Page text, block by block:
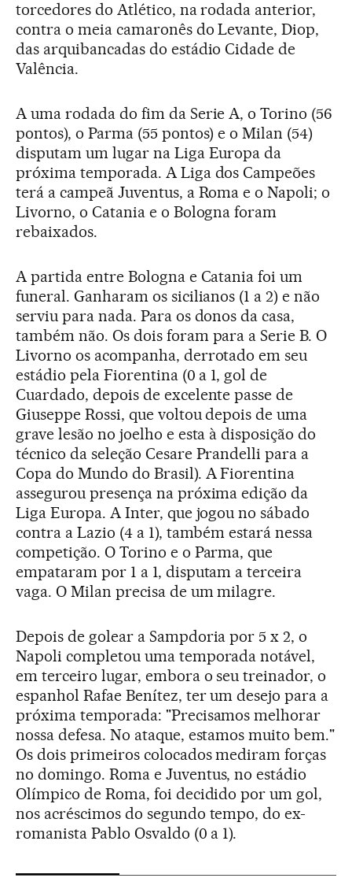
torcedores do Atlético, na rodada anterior,
contra o meia camaronês do Levante, Diop,
das arquibancadas do estádio Cidade de
Valência.
A uma rodada do fim da Serie A, o Torino (56
pontos), o Parma (55 pontos) e o Milan (54)
disputam um lugar na Liga Europa da
próxima temporada. A Liga dos Campeões
terá a campeã Juventus, a Roma e o Napoli; o
Livorno, o Catania e o Bologna foram
rebaixados.
A partida entre Bologna e Catania foi um
funeral. Ganharam os sicilianos (1 a 2) e não
serviu para nada. Para os donos da casa,
também não. Os dois foram para a Serie B. O
Livorno os acompanha, derrotado em seu
estádio pela Fiorentina (0 a 1, gol de
Cuardado, depois de excelente passe de
Giuseppe Rossi, que voltou depois de uma
grave lesão no joelho e esta à disposição do
técnico da seleção Cesare Prandelli para a
Copa do Mundo do Brasil). A Fiorentina
assegurou presença na próxima edição da
Liga Europa. A Inter, que jogou no sábado
contra a Lazio (4 a 1), também estará nessa
competição. O Torino e o Parma, que
empataram por 1 a 1, disputam a terceira
vaga. O Milan precisa de um milagre.
Depois de golear a Sampdoria por 5 x 2, o
Napoli completou uma temporada notável,
em terceiro lugar, embora o seu treinador, o
espanhol Rafae Benítez, ter um desejo para a
próxima temporada: "Precisamos melhorar
nossa defesa. No ataque, estamos muito bem."
Os dois primeiros colocados mediram forças
no domingo. Roma e Juventus, no estádio
Olímpico de Roma, foi decidido por um gol,
nos acréscimos do segundo tempo, do ex-
romanista Pablo Osvaldo (0 a 1).